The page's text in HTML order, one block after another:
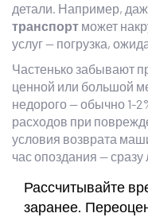
детали. Например,
транспорт может
услуг — погрузка,
Частенько забывают
ценной или большой
недорого — обычно 1-
расходов при
условия возврата
час опоздания —
Рассчитывайте
заранее.